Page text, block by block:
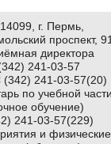
г. Пермь,
проспект,
директора
241-03-57
241-03-57(20)
по учебной
обучение)
241-03-57(229)
и физические